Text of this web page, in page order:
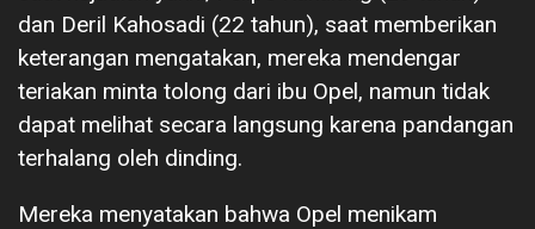
dan Deril Kahosadi (22 tahun), saat memberikan
keterangan mengatakan, mereka mendengar
teriakan minta tolong dari ibu Opel, namun tidak
dapat melihat secara langsung karena pandangan
terhalang oleh dinding.
Mereka menyatakan bahwa Opel menikam